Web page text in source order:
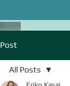
Post
All Posts